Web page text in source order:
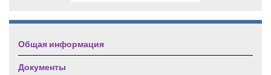
Общая информация
Документы